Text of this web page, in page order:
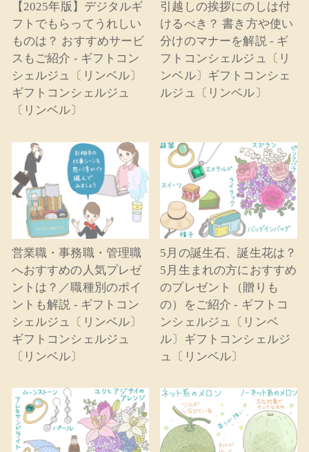
【2025年版】デジタルギ
フトでもらってうれしい
ものは？ おすすめサービ
スもご紹介 - ギフトコン
シェルジュ〔リンベル〕
ギフトコンシェルジュ
〔リンベル〕
引越しの挨拶にのしは付
けるべき？ 書き方や使い
分けのマナーを解説 - ギ
フトコンシェルジュ〔リ
ンベル〕ギフトコンシェ
ルジュ〔リンベル〕
営業職・事務職・管理職
へおすすめの人気プレゼ
ントは？／職種別のポイ
ントも解説 - ギフトコン
シェルジュ〔リンベル〕
ギフトコンシェルジュ
〔リンベル〕
5月の誕生石、誕生花は？
5月生まれの方におすすめ
のプレゼント（贈りも
の）をご紹介 - ギフトコ
ンシェルジュ〔リンベ
ル〕ギフトコンシェルジ
ュ〔リンベル〕